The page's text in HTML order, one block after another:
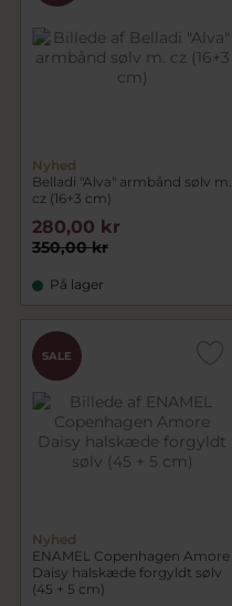
Nyhed
Belladi "Alva" armbånd sølv m.
cz (16+3 cm)
350,00 kr
280,00 kr
På lager
SALE
Nyhed
ENAMEL Copenhagen Amore
Daisy halskæde forgyldt sølv
(45 + 5 cm)